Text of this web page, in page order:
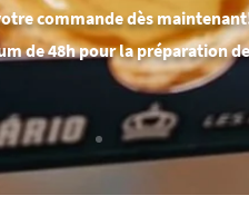
commande dès
de 48h pour la préparation